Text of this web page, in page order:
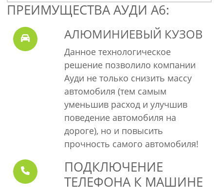
Обогрев заднего стекла
Рециркуляция воздуха
Адаптация двигателя к запуску в
холодном климате
Охранные системы
Иммобилайзер
Пассивная безопасность
Подушка безопасности водителя
Защита картера двигателя
3 точечные ремни безопасности на
передних сиденьях с ограничителями
усилий
Три 3 точечных ремня безопасности на
ПРЕИМУЩЕСТВА АУДИ А6:
АЛЮМИНИЕВЫЙ КУЗОВ
Данное технологическое
решение позволило компании
Ауди не только снизить массу
автомобиля (тем самым
уменьшив расход и улучшив
поведение автомобиля на
дороге), но и повысить
прочность самого автомобиля!
ПОДКЛЮЧЕНИЕ
ТЕЛЕФОНА К МАШИНЕ